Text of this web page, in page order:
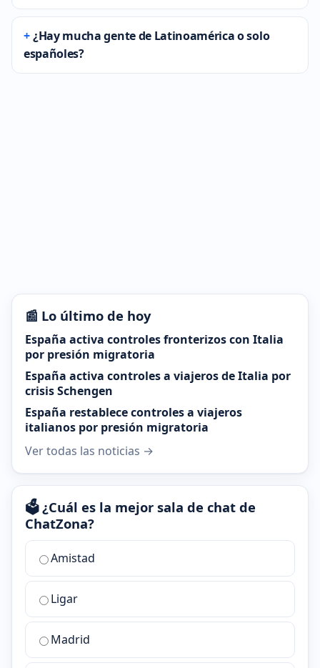
¿Hay mucha gente de Latinoamérica o solo
españoles?
📰 Lo último de hoy
España activa controles fronterizos con Italia
por presión migratoria
España activa controles a viajeros de Italia por
crisis Schengen
España restablece controles a viajeros
italianos por presión migratoria
Ver todas las noticias →
🗳️ ¿Cuál es la mejor sala de chat de
ChatZona?
¿Cuál
la
mejor
sala
chat
Amistad
Ligar
Madrid